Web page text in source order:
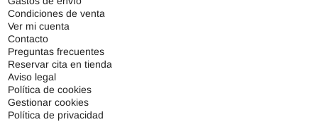
Condiciones de venta
Ver mi cuenta
Contacto
Preguntas frecuentes
Reservar cita en tienda
Aviso legal
Política de cookies
Gestionar cookies
Política de privacidad